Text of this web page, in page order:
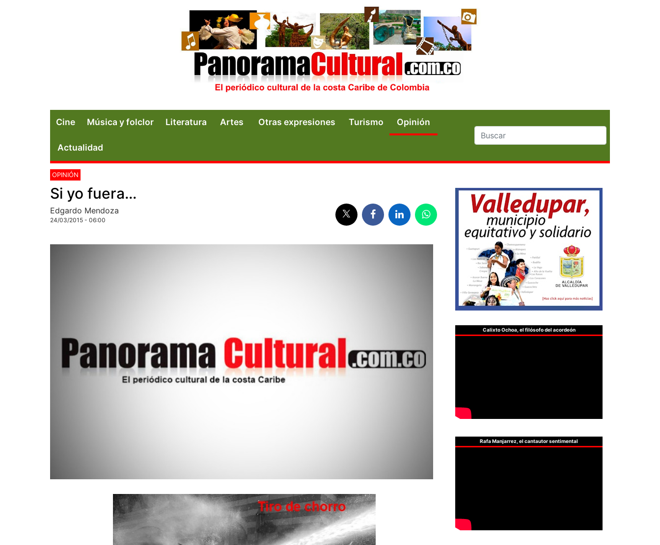
Cine Música y folclor Literatura Artes Otras expresiones Turismo Opinión
Actualidad
OPINIÓN
Si yo fuera…
Edgardo Mendoza
24/03/2015 - 06:00
Calixto Ochoa, el filósofo del acordeón
Rafa Manjarrez, el cantautor sentimental